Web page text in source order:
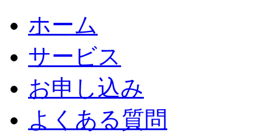
ホーム
サービス
お申し込み
よくある質問